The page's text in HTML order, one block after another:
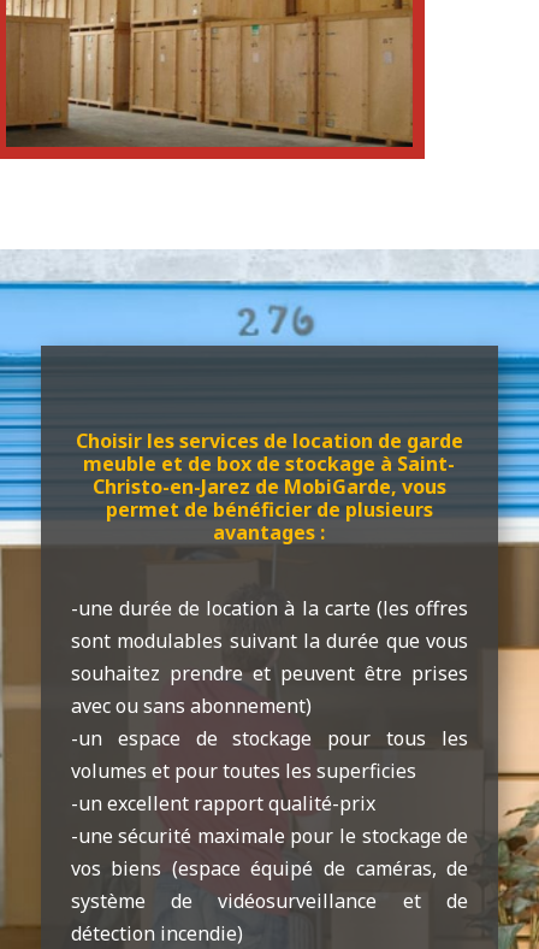
Choisir les services de location de garde
meuble et de box de stockage à Saint-
Christo-en-Jarez de MobiGarde, vous
permet de bénéficier de plusieurs
avantages :
-une durée de location à la carte (les offres
sont modulables suivant la durée que vous
souhaitez prendre et peuvent être prises
avec ou sans abonnement)
-un espace de stockage pour tous les
volumes et pour toutes les superficies
-un excellent rapport qualité-prix
-une sécurité maximale pour le stockage de
vos biens (espace équipé de caméras, de
système de vidéosurveillance et de
détection incendie)